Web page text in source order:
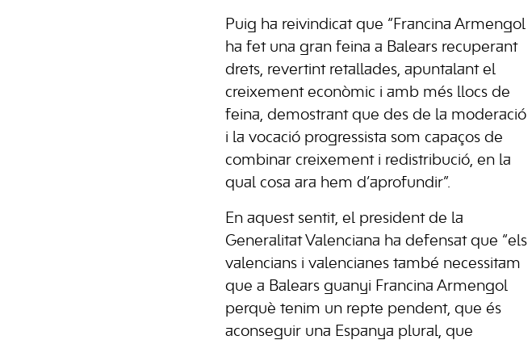
Puig ha reivindicat que “Francina Armengol
ha fet una gran feina a Balears recuperant
drets, revertint retallades, apuntalant el
creixement econòmic i amb més llocs de
feina, demostrant que des de la moderació
i la vocació progressista som capaços de
combinar creixement i redistribució, en la
qual cosa ara hem d’aprofundir”.
En aquest sentit, el president de la
Generalitat Valenciana ha defensat que “els
valencians i valencianes també necessitam
que a Balears guanyi Francina Armengol
perquè tenim un repte pendent, que és
aconseguir una Espanya plural, que